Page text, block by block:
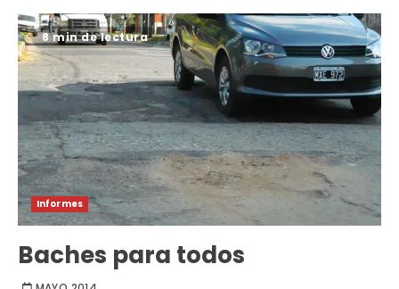
8 min de lectura
Informes
Baches para todos